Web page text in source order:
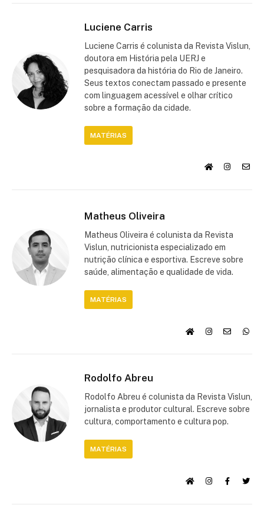
Luciene Carris
Luciene Carris é colunista da Revista Vislun,
doutora em História pela UERJ e
pesquisadora da história do Rio de Janeiro.
Seus textos conectam passado e presente
com linguagem acessível e olhar crítico
sobre a formação da cidade.
MATÉRIAS
Matheus Oliveira
Matheus Oliveira é colunista da Revista
Vislun, nutricionista especializado em
nutrição clínica e esportiva. Escreve sobre
saúde, alimentação e qualidade de vida.
MATÉRIAS
Rodolfo Abreu
Rodolfo Abreu é colunista da Revista Vislun,
jornalista e produtor cultural. Escreve sobre
cultura, comportamento e cultura pop.
MATÉRIAS